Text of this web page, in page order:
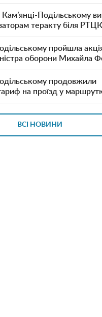
Кам’янці-Подільському
теракту біля РТЦК
пройшла
оборони Михайла
продовжили
на проїзд у
ВСІ НОВИНИ